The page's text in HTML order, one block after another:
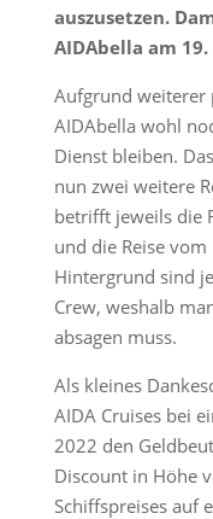
auszusetzen.
AIDAbella am
Aufgrund weiterer
AIDAbella wohl
Dienst bleiben.
nun zwei weitere
betrifft jeweils die
und die Reise
Hintergrund sind
Crew, weshalb
absagen muss.
Als kleines
AIDA Cruises bei
2022 den
Discount in Höhe
Schiffspreises auf